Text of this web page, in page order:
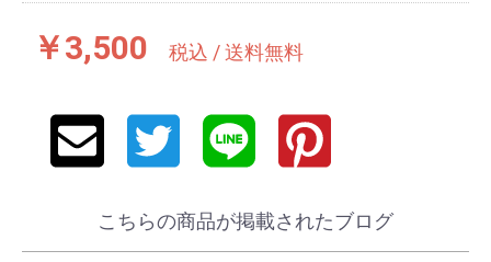
￥3,500 税込 / 送料無料
こちらの商品が掲載されたブログ